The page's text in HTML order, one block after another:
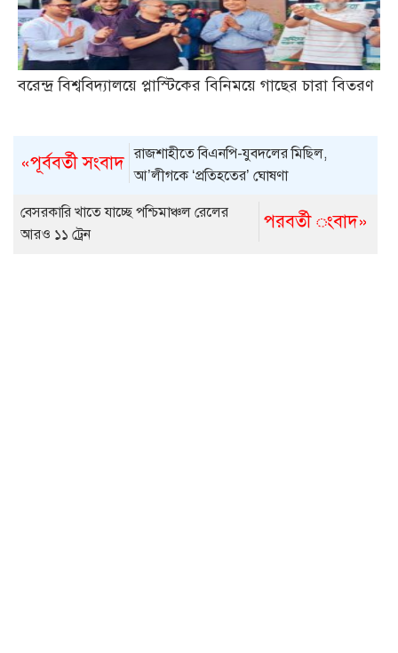
বরেন্দ্র বিশ্ববিদ্যালয়ে প্লাস্টিকের বিনিময়ে গাছের চারা বিতরণ
«পূর্ববর্তী সংবাদ রাজশাহীতে বিএনপি-যুবদলের মিছিল,
আ’লীগকে ‘প্রতিহতের’ ঘোষণা
পরবর্তী ংবাদ»
বেসরকারি খাতে যাচ্ছে পশ্চিমাঞ্চল রেলের
আরও ১১ ট্রেন